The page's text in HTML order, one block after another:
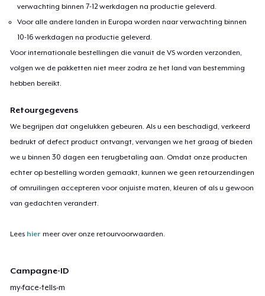
verwachting binnen 7-12 werkdagen na productie geleverd.
Voor alle andere landen in Europa worden naar verwachting binnen
10-16 werkdagen na productie geleverd.
Voor internationale bestellingen die vanuit de VS worden verzonden,
volgen we de pakketten niet meer zodra ze het land van bestemming
hebben bereikt.
Retourgegevens
We begrijpen dat ongelukken gebeuren. Als u een beschadigd, verkeerd
bedrukt of defect product ontvangt, vervangen we het graag of bieden
we u binnen 30 dagen een terugbetaling aan. Omdat onze producten
echter op bestelling worden gemaakt, kunnen we geen retourzendingen
of omruilingen accepteren voor onjuiste maten, kleuren of als u gewoon
van gedachten verandert.
Lees hier meer over onze retourvoorwaarden.
Campagne-ID
my-face-tells-m